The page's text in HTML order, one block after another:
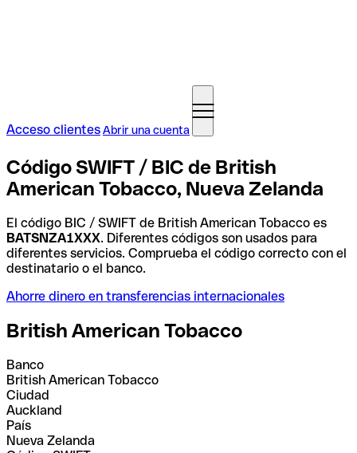
Acceso clientesAbrir una cuenta
Código SWIFT / BIC de British
American Tobacco, Nueva Zelanda
El código BIC / SWIFT de British American Tobacco es
BATSNZA1XXX. Diferentes códigos son usados para
diferentes servicios. Comprueba el código correcto con el
destinatario o el banco.
Ahorre dinero en transferencias internacionales
British American Tobacco
Banco
British American Tobacco
Ciudad
Auckland
País
Nueva Zelanda